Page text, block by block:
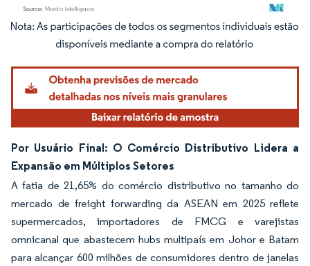
Imagem © Mordor Intelligence. O reuso requer atribuição conforme CC BY 4.0.
Por Usuário Final: O Comércio Distributivo Lidera a
Expansão em Múltiplos Setores
A fatia de 21,65% do comércio distributivo no tamanho do
mercado de freight forwarding da ASEAN em 2025 reflete
supermercados, importadores de FMCG e varejistas
omnicanal que abastecem hubs multipaís em Johor e Batam
para alcançar 600 milhões de consumidores dentro de janelas